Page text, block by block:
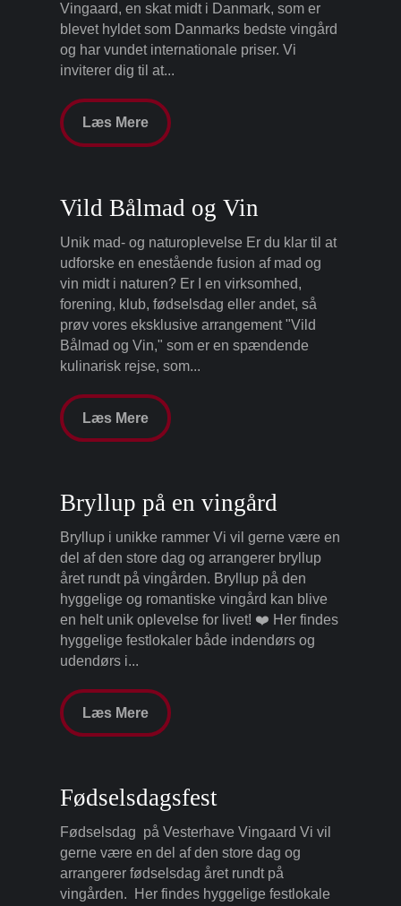
Vingaard, en skat midt i Danmark, som er
blevet hyldet som Danmarks bedste vingård
og har vundet internationale priser. Vi
inviterer dig til at...
Læs Mere
Vild Bålmad og Vin
Unik mad- og naturoplevelse Er du klar til at
udforske en enestående fusion af mad og
vin midt i naturen? Er I en virksomhed,
forening, klub, fødselsdag eller andet, så
prøv vores eksklusive arrangement "Vild
Bålmad og Vin," som er en spændende
kulinarisk rejse, som...
Læs Mere
Bryllup på en vingård
Bryllup i unikke rammer Vi vil gerne være en
del af den store dag og arrangerer bryllup
året rundt på vingården. Bryllup på den
hyggelige og romantiske vingård kan blive
en helt unik oplevelse for livet! ❤️ Her findes
hyggelige festlokaler både indendørs og
udendørs i...
Læs Mere
Fødselsdagsfest
Fødselsdag på Vesterhave Vingaard Vi vil
gerne være en del af den store dag og
arrangerer fødselsdag året rundt på
vingården. Her findes hyggelige festlokale